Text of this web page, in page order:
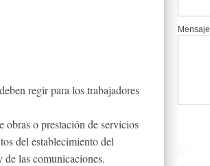
regir para los trabajadores
obras o prestación de servicios
del establecimiento del
las comunicaciones.
Mensaje